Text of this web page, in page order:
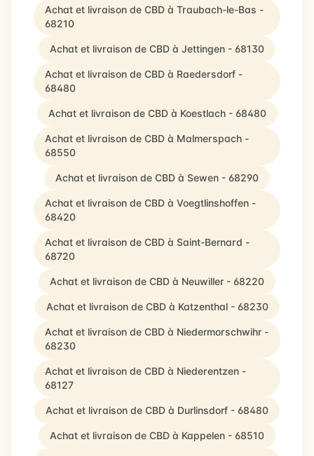
Achat et livraison de CBD à Traubach-le-Bas -
68210
Achat et livraison de CBD à Jettingen - 68130
Achat et livraison de CBD à Raedersdorf -
68480
Achat et livraison de CBD à Koestlach - 68480
Achat et livraison de CBD à Malmerspach -
68550
Achat et livraison de CBD à Sewen - 68290
Achat et livraison de CBD à Voegtlinshoffen -
68420
Achat et livraison de CBD à Saint-Bernard -
68720
Achat et livraison de CBD à Neuwiller - 68220
Achat et livraison de CBD à Katzenthal - 68230
Achat et livraison de CBD à Niedermorschwihr -
68230
Achat et livraison de CBD à Niederentzen -
68127
Achat et livraison de CBD à Durlinsdorf - 68480
Achat et livraison de CBD à Kappelen - 68510